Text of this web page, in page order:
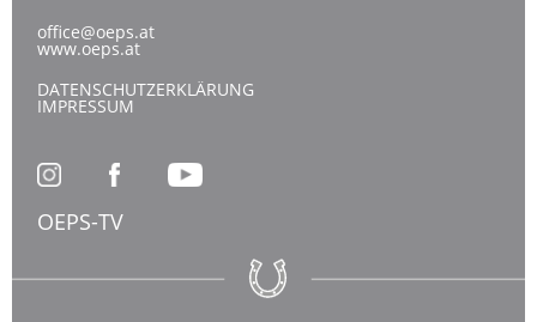
office@oeps.at
www.oeps.at
DATENSCHUTZERKLÄRUNG
IMPRESSUM
OEPS-TV